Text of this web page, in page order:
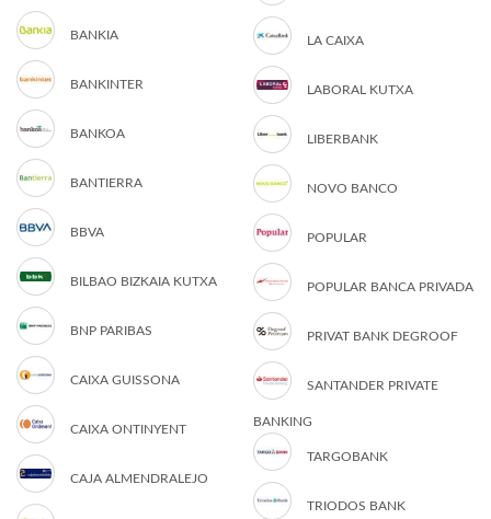
BANKIA
BANKINTER
BANKOA
BANTIERRA
BBVA
BILBAO BIZKAIA KUTXA
BNP PARIBAS
CAIXA GUISSONA
CAIXA ONTINYENT
CAJA ALMENDRALEJO
LA CAIXA
LABORAL KUTXA
LIBERBANK
NOVO BANCO
POPULAR
POPULAR BANCA PRIVADA
PRIVAT BANK DEGROOF
SANTANDER PRIVATE
BANKING
TARGOBANK
TRIODOS BANK